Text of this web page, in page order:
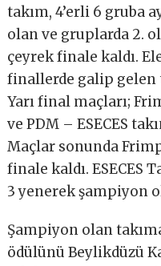
takım, 4’erli 6 gruba
olan ve gruplarda 2.
çeyrek finale kaldı.
finallerde galip gelen
Yarı final maçları;
ve PDM – ESECES
Maçlar sonunda
finale kaldı. ESECES
3 yenerek şampiyon
Şampiyon olan
ödülünü Beylikdüzü